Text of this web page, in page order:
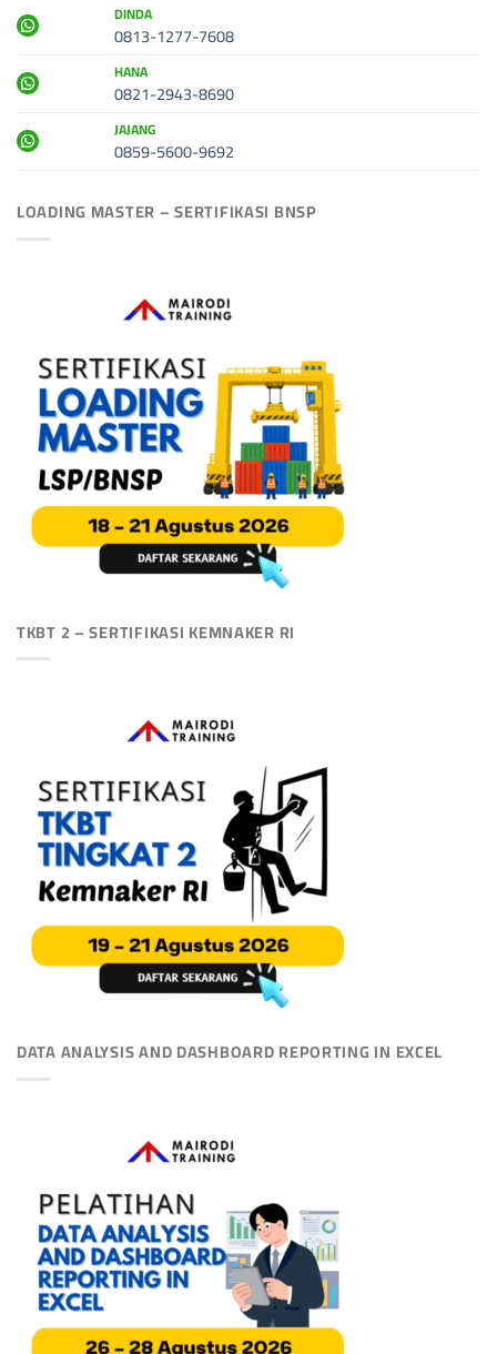
DINDA
0813-1277-7608
HANA
0821-2943-8690
JAJANG
0859-5600-9692
LOADING MASTER – SERTIFIKASI BNSP
TKBT 2 – SERTIFIKASI KEMNAKER RI
DATA ANALYSIS AND DASHBOARD REPORTING IN EXCEL